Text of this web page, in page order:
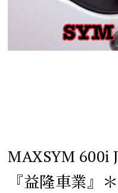
MAXSYM 600i
『益隆車業』